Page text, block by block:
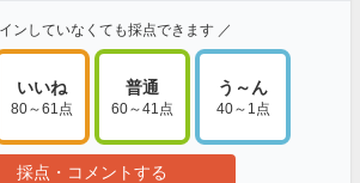
ンしていなくても採点できます ／
いいね
80～61点
普通
60～41点
う～ん
40～1点
採点・コメントする